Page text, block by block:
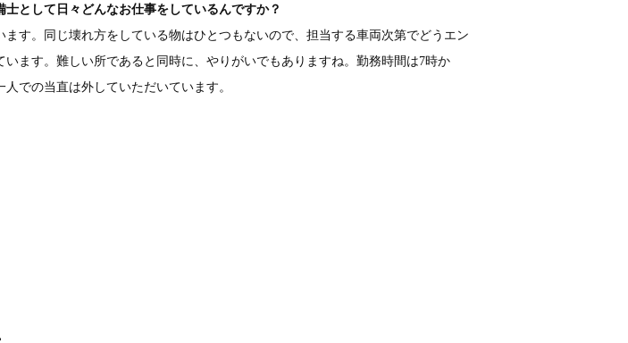
として日々どんなお仕事をしているんですか？
す。同じ壊れ方をしている物はひとつもないので、担当する車両次第でどうエン
ます。難しい所であると同時に、やりがいでもありますね。勤務時間は7時か
での当直は外していただいています。